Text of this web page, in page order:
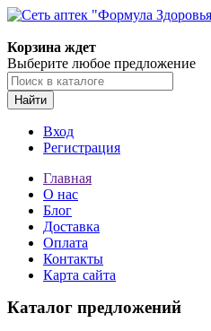
Корзина ждет
Выберите любое предложение
Найти
Вход
Регистрация
Главная
О нас
Блог
Доставка
Оплата
Контакты
Карта сайта
Каталог предложений